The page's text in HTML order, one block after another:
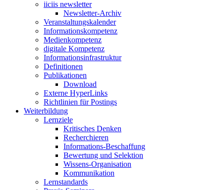
iiciis newsletter
Newsletter-Archiv
Veranstaltungskalender
Informationskompetenz
Medienkompetenz
digitale Kompetenz
Informationsinfrastruktur
Definitionen
Publikationen
Download
Externe HyperLinks
Richtlinien für Postings
Weiterbildung
Lernziele
Kritisches Denken
Recherchieren
Informations-Beschaffung
Bewertung und Selektion
Wissens-Organisation
Kommunikation
Lernstandards